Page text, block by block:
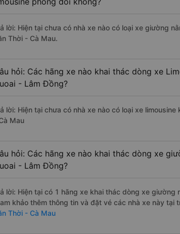
lời: Hiện tại chưa có nhà xe nào có loại xe giường
Thời - Cà Mau.
hỏi: Các hãng xe nào khai thác dòng xe
- Lâm Đồng?
lời: Hiện tại chưa có nhà xe nào có loại xe
Mau
hỏi: Các hãng xe nào khai thác dòng xe
- Lâm Đồng?
lời: Hiện tại có 1 hãng xe khai thác dòng xe
khảo thêm thông tin và đặt vé các nhà xe này tại
Thời - Cà Mau